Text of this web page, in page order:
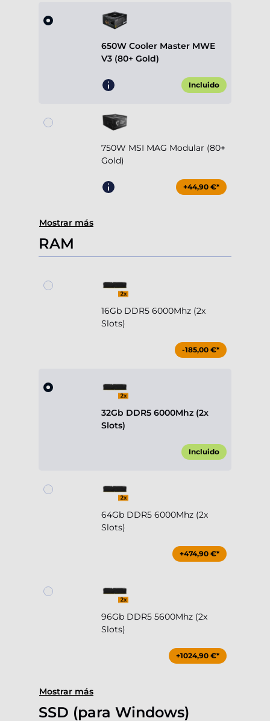
650W Cooler Master MWE
V3 (80+ Gold)
Incluido
750W MSI MAG Modular (80+
Gold)
+44,90 €*
Mostrar más
RAM
16Gb DDR5 6000Mhz (2x
Slots)
-185,00 €*
32Gb DDR5 6000Mhz (2x
Slots)
Incluido
64Gb DDR5 6000Mhz (2x
Slots)
+474,90 €*
96Gb DDR5 5600Mhz (2x
Slots)
+1024,90 €*
Mostrar más
SSD (para Windows)